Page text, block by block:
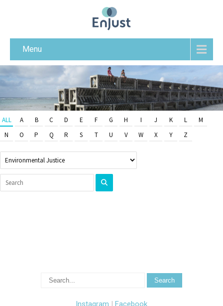
Menu
ALL A B C D E F G H I J K L
M
N
O P Q R S T U V W X Y Z
Instagram | Facebook